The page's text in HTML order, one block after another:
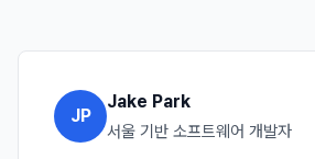
JP
Jake Park
서울 기반 소프트웨어 개발자